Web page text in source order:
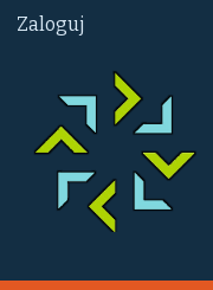
Przejdź
User
Zaloguj